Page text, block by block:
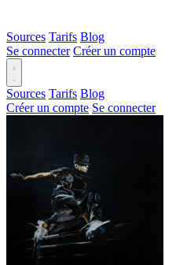
Sources Tarifs Blog
Se connecter Créer un compte
Sources Tarifs Blog
Créer un compte Se connecter